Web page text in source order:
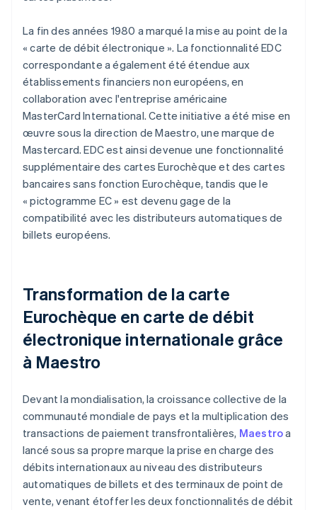
La fin des années 1980 a marqué la mise au point de la
« carte de débit électronique ». La fonctionnalité EDC
correspondante a également été étendue aux
établissements financiers non européens, en
collaboration avec l'entreprise américaine
MasterCard International. Cette initiative a été mise en
œuvre sous la direction de Maestro, une marque de
Mastercard. EDC est ainsi devenue une fonctionnalité
supplémentaire des cartes Eurochèque et des cartes
bancaires sans fonction Eurochèque, tandis que le
« pictogramme EC » est devenu gage de la
compatibilité avec les distributeurs automatiques de
billets européens.
Transformation de la carte
Eurochèque en carte de débit
électronique internationale grâce
à Maestro
Devant la mondialisation, la croissance collective de la
communauté mondiale de pays et la multiplication des
transactions de paiement transfrontalières, Maestroa
lancé sous sa propre marque la prise en charge des
débits internationaux au niveau des distributeurs
automatiques de billets et des terminaux de point de
vente, venant étoffer les deux fonctionnalités de débit